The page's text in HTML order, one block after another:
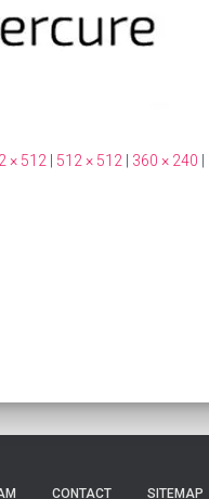
× 512 512 × 512 360 × 240
CONTACT SITEMAP